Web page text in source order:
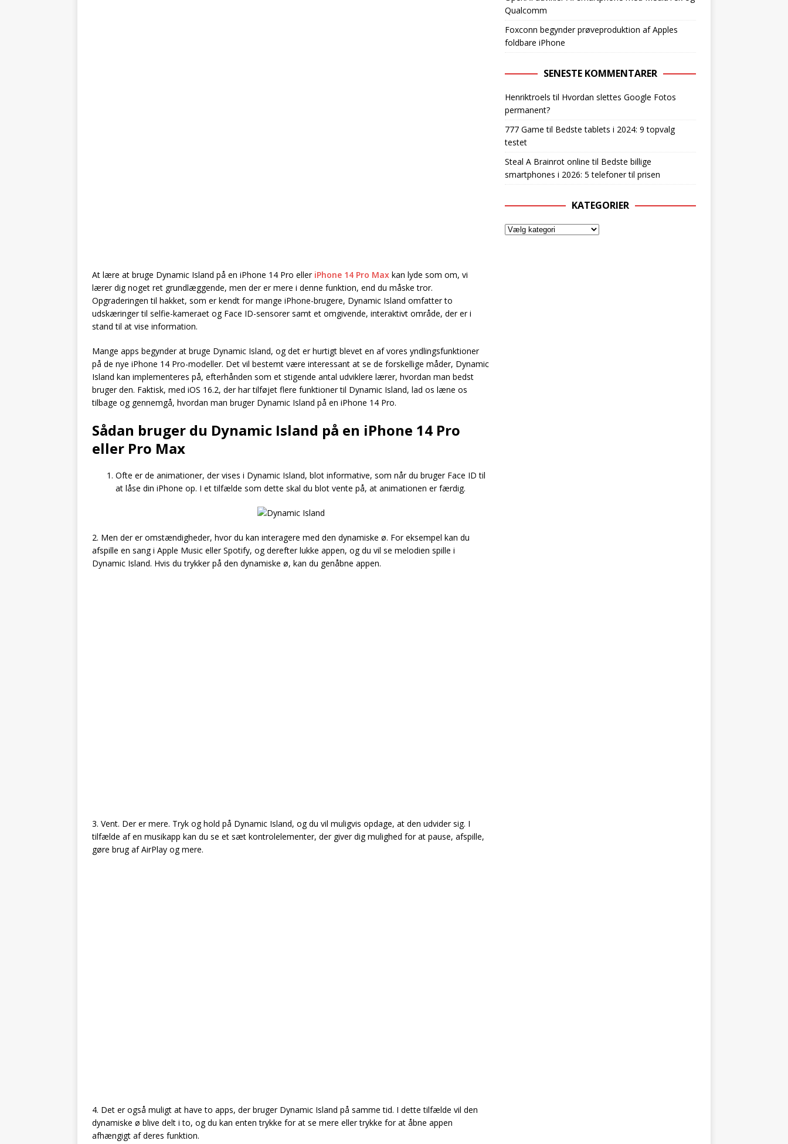
At lære at bruge Dynamic Island på en iPhone 14 Pro eller iPhone 14 Pro Max kan lyde som om, vi
lærer dig noget ret grundlæggende, men der er mere i denne funktion, end du måske tror.
Opgraderingen til hakket, som er kendt for mange iPhone-brugere, Dynamic Island omfatter to
udskæringer til selfie-kameraet og Face ID-sensorer samt et omgivende, interaktivt område, der er i
stand til at vise information.
Mange apps begynder at bruge Dynamic Island, og det er hurtigt blevet en af vores yndlingsfunktioner
på de nye iPhone 14 Pro-modeller. Det vil bestemt være interessant at se de forskellige måder, Dynamic
Island kan implementeres på, efterhånden som et stigende antal udviklere lærer, hvordan man bedst
bruger den. Faktisk, med iOS 16.2, der har tilføjet flere funktioner til Dynamic Island, lad os læne os
tilbage og gennemgå, hvordan man bruger Dynamic Island på en iPhone 14 Pro.
Sådan bruger du Dynamic Island på en iPhone 14 Pro
eller Pro Max
Ofte er de animationer, der vises i Dynamic Island, blot informative, som når du bruger Face ID til
at låse din iPhone op. I et tilfælde som dette skal du blot vente på, at animationen er færdig.
2. Men der er omstændigheder, hvor du kan interagere med den dynamiske ø. For eksempel kan du
afspille en sang i Apple Music eller Spotify, og derefter lukke appen, og du vil se melodien spille i
Dynamic Island. Hvis du trykker på den dynamiske ø, kan du genåbne appen.
3. Vent. Der er mere. Tryk og hold på Dynamic Island, og du vil muligvis opdage, at den udvider sig. I
tilfælde af en musikapp kan du se et sæt kontrolelementer, der giver dig mulighed for at pause, afspille,
gøre brug af AirPlay og mere.
4. Det er også muligt at have to apps, der bruger Dynamic Island på samme tid. I dette tilfælde vil den
dynamiske ø blive delt i to, og du kan enten trykke for at se mere eller trykke for at åbne appen
afhængigt af deres funktion.
Qualcomm
Foxconn begynder prøveproduktion af Apples
foldbare iPhone
SENESTE KOMMENTARER
Henriktroels til Hvordan slettes Google Fotos
permanent?
777 Game til Bedste tablets i 2024: 9 topvalg
testet
Steal A Brainrot online til Bedste billige
smartphones i 2026: 5 telefoner til prisen
KATEGORIER